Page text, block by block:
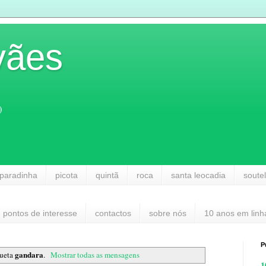
picota quintã roca santa leocadia
pontos de interesse contactos sobre nós 10 anos em
gandara. Mostrar todas as mensagens